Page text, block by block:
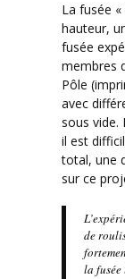
La fusée
hauteur,
fusée
membres
Pôle
avec
sous vide.
il est
total, une
sur ce
de
la fusée